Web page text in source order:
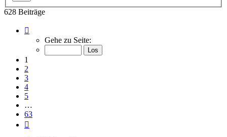
628 Beiträge
von
Gehe zu Seite:
1
2
3
4
5
…
63